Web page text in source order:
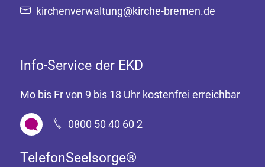
kirchenverwaltung@kirche-bremen.de
Info-Service der EKD
Mo bis Fr von 9 bis 18 Uhr kostenfrei erreichbar
0800 50 40 60 2
TelefonSeelsorge®